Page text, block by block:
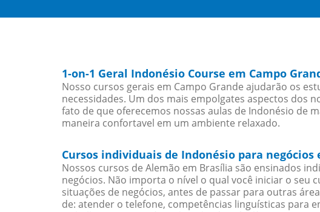
1-on-1 Geral Indonésio Course em Campo
Nosso cursos gerais em Campo Grande ajudarão os
necessidades. Um dos mais empolgates aspectos dos
fato de que oferecemos nossas aulas de Indonésio de
maneira confortavel em um ambiente relaxado.
Cursos individuais de Indonésio para negócios
Nossos cursos de Alemão em Brasília são ensinados
negócios. Não importa o nível o qual você iniciar o
situações de negócios, antes de passar para outras
de: atender o telefone, competências linguísticas para